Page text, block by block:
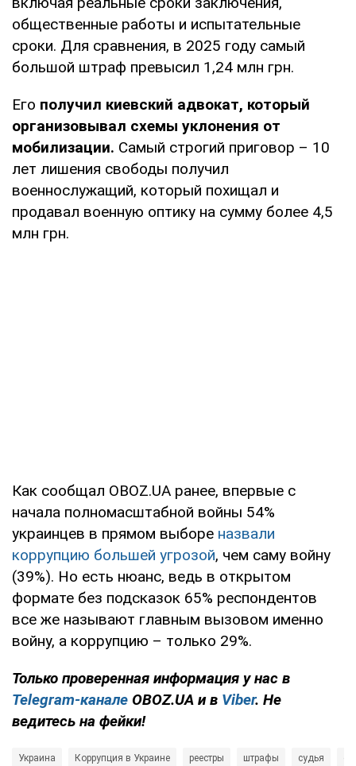
общественные работы и испытательные
сроки. Для сравнения, в 2025 году самый
большой штраф превысил 1,24 млн грн.
Его получил киевский адвокат, который
организовывал схемы уклонения от
мобилизации. Самый строгий приговор – 10
лет лишения свободы получил
военнослужащий, который похищал и
продавал военную оптику на сумму более 4,5
млн грн.
Как сообщал OBOZ.UA ранее, впервые с
начала полномасштабной войны 54%
украинцев в прямом выборе назвали
коррупцию большей угрозой, чем саму войну
(39%). Но есть нюанс, ведь в открытом
формате без подсказок 65% респондентов
все же называют главным вызовом именно
войну, а коррупцию – только 29%.
Только проверенная информация у нас в
Telegram-канале OBOZ.UA и в Viber. Не
ведитесь на фейки!
Украина Коррупция в Украине реестры штрафы судья